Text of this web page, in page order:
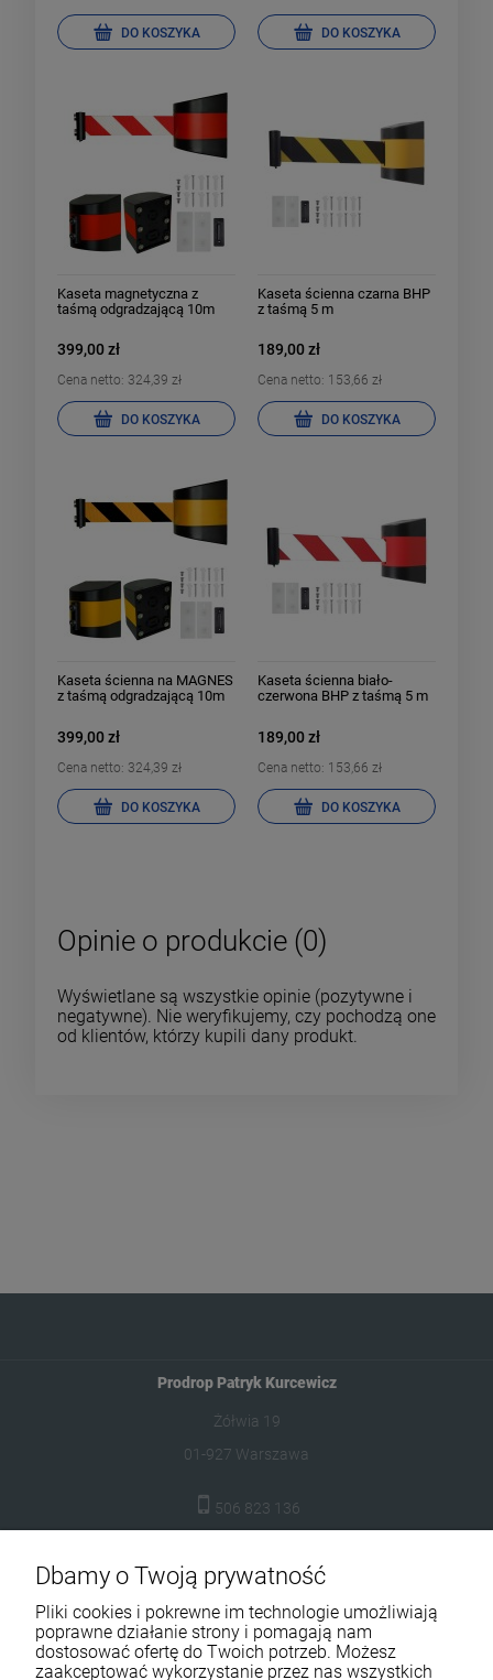
DO KOSZYKA DO KOSZYKA
Kaseta magnetyczna z
taśmą odgradzającą 10m
399,00 zł
Cena netto: 324,39 zł
DO KOSZYKA
Kaseta ścienna czarna BHP
z taśmą 5 m
189,00 zł
Cena netto: 153,66 zł
DO KOSZYKA
Kaseta ścienna na MAGNES
z taśmą odgradzającą 10m
399,00 zł
Cena netto: 324,39 zł
DO KOSZYKA
Kaseta ścienna biało-
czerwona BHP z taśmą 5 m
189,00 zł
Cena netto: 153,66 zł
DO KOSZYKA
Opinie o produkcie (0)
Wyświetlane są wszystkie opinie (pozytywne i
negatywne). Nie weryfikujemy, czy pochodzą one
od klientów, którzy kupili dany produkt.
Prodrop Patryk Kurcewicz
Żółwia 19
01-927 Warszawa
506 823 136
Pomoc
Moje konto
Dbamy o Twoją prywatność
Pliki cookies i pokrewne im technologie umożliwiają
poprawne działanie strony i pomagają nam
dostosować ofertę do Twoich potrzeb. Możesz
zaakceptować wykorzystanie przez nas wszystkich